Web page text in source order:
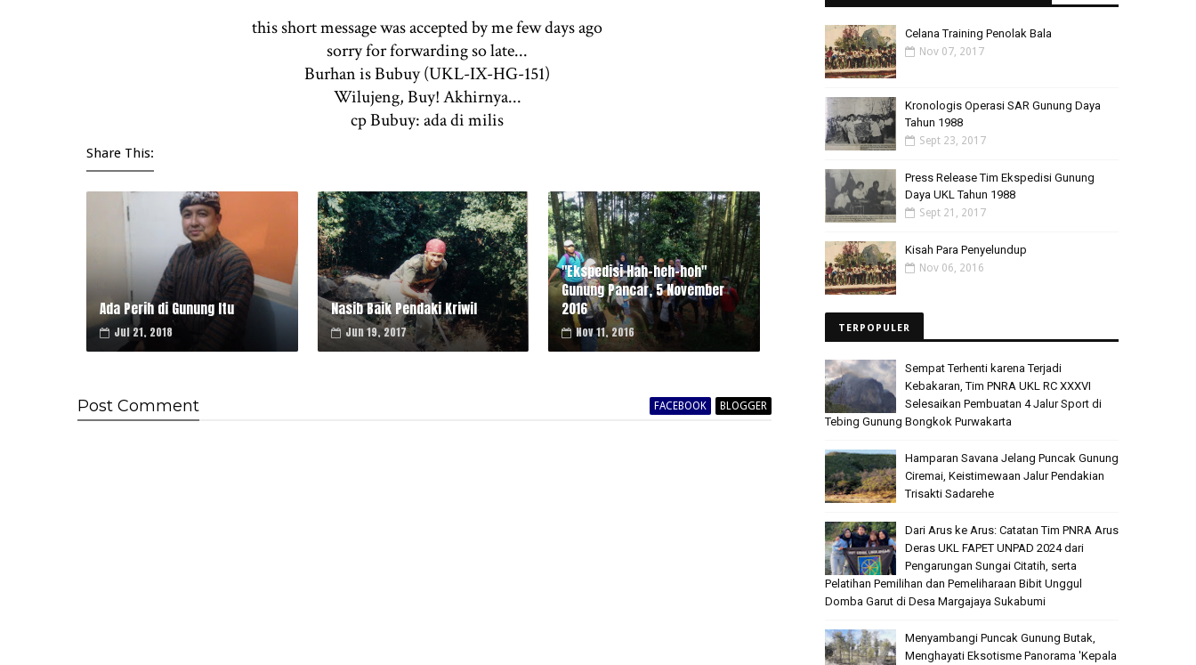
this short message was accepted by me few days ago
sorry for forwarding so late...
Burhan is Bubuy (UKL-IX-HG-151)
Wilujeng, Buy! Akhirnya...
cp Bubuy: ada di milis
Share This:
Ada Perih di Gunung Itu
Jul 21, 2018
Nasib Baik Pendaki Kriwil
Jun 19, 2017
"Ekspedisi Hah-heh-hoh"
Gunung Pancar, 5 November
2016
Nov 11, 2016
Post Comment FACEBOOK BLOGGER
Celana Training Penolak Bala
Nov 07, 2017
Kronologis Operasi SAR Gunung Daya
Tahun 1988
Sept 23, 2017
Press Release Tim Ekspedisi Gunung
Daya UKL Tahun 1988
Sept 21, 2017
Kisah Para Penyelundup
Nov 06, 2016
TERPOPULER
Sempat Terhenti karena Terjadi
Kebakaran, Tim PNRA UKL RC XXXVI
Selesaikan Pembuatan 4 Jalur Sport di
Tebing Gunung Bongkok Purwakarta
Hamparan Savana Jelang Puncak Gunung
Ciremai, Keistimewaan Jalur Pendakian
Trisakti Sadarehe
Dari Arus ke Arus: Catatan Tim PNRA Arus
Deras UKL FAPET UNPAD 2024 dari
Pengarungan Sungai Citatih, serta
Pelatihan Pemilihan dan Pemeliharaan Bibit Unggul
Domba Garut di Desa Margajaya Sukabumi
Menyambangi Puncak Gunung Butak,
Menghayati Eksotisme Panorama 'Kepala